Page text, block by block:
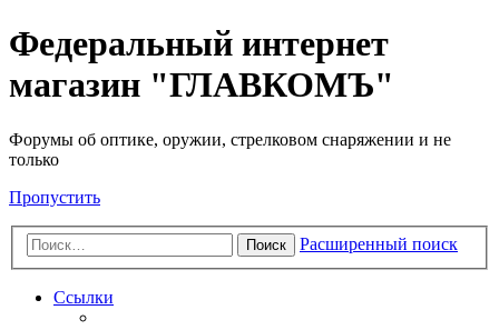
Федеральный интернет
магазин "ГЛАВКОМЪ"
Форумы об оптике, оружии, стрелковом снаряжении и не
только
Пропустить
Поиск Расширенный поиск
Ссылки